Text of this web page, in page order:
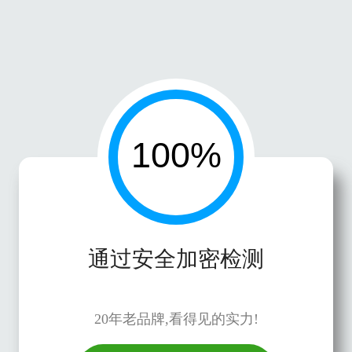
通过安全加密检测
20年老品牌,看得见的实力!